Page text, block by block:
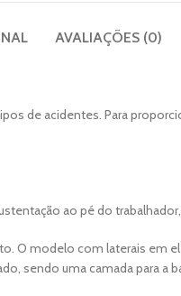
AVALIAÇÕES (0)
de acidentes. Para
ao pé do
O modelo com laterais em
sendo uma camada para a